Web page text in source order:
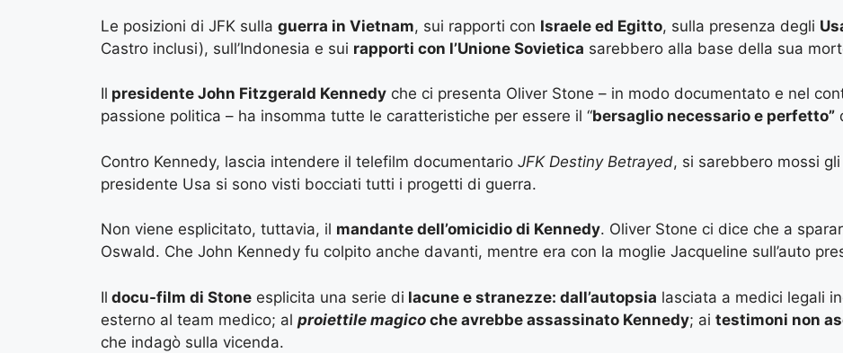
Le posizioni di JFK sulla guerra in Vietnam, sui rapporti con Israele ed Egitto, sulla presenza degli
Castro inclusi), sull’Indonesia e sui rapporti con l’Unione Sovietica sarebbero alla base della sua
Il presidente John Fitzgerald Kennedy che ci presenta Oliver Stone – in modo documentato e nel
passione politica – ha insomma tutte le caratteristiche per essere il “bersaglio necessario e perfetto”
Contro Kennedy, lascia intendere il telefilm documentario JFK Destiny Betrayed, si sarebbero mossi gli
presidente Usa si sono visti bocciati tutti i progetti di guerra.
Non viene esplicitato, tuttavia, il mandante dell’omicidio di Kennedy. Oliver Stone ci dice che a
Oswald. Che John Kennedy fu colpito anche davanti, mentre era con la moglie Jacqueline sull’auto
Il docu-film di Stone esplicita una serie di lacune e stranezze: dall’autopsia lasciata a medici legali
esterno al team medico; al proiettile magico che avrebbe assassinato Kennedy; ai testimoni non
che indagò sulla vicenda.